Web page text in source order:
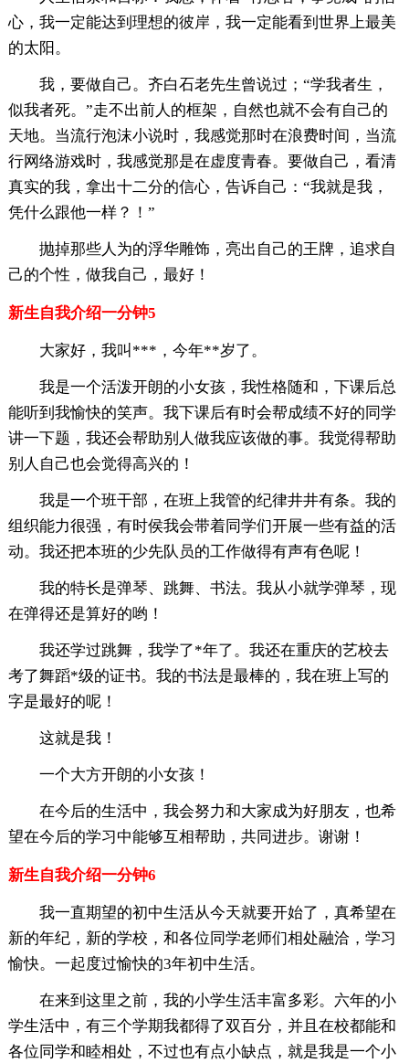
心，我一定能达到理想的彼岸，我一定能看到世界上最美
的太阳。
我，要做自己。齐白石老先生曾说过；“学我者生，
似我者死。”走不出前人的框架，自然也就不会有自己的
天地。当流行泡沫小说时，我感觉那时在浪费时间，当流
行网络游戏时，我感觉那是在虚度青春。要做自己，看清
真实的我，拿出十二分的信心，告诉自己：“我就是我，
凭什么跟他一样？！”
抛掉那些人为的浮华雕饰，亮出自己的王牌，追求自
己的个性，做我自己，最好！
新生自我介绍一分钟5
大家好，我叫***，今年**岁了。
我是一个活泼开朗的小女孩，我性格随和，下课后总
能听到我愉快的笑声。我下课后有时会帮成绩不好的同学
讲一下题，我还会帮助别人做我应该做的事。我觉得帮助
别人自己也会觉得高兴的！
我是一个班干部，在班上我管的纪律井井有条。我的
组织能力很强，有时侯我会带着同学们开展一些有益的活
动。我还把本班的少先队员的工作做得有声有色呢！
我的特长是弹琴、跳舞、书法。我从小就学弹琴，现
在弹得还是算好的哟！
我还学过跳舞，我学了*年了。我还在重庆的艺校去
考了舞蹈*级的证书。我的书法是最棒的，我在班上写的
字是最好的呢！
这就是我！
一个大方开朗的小女孩！
在今后的生活中，我会努力和大家成为好朋友，也希
望在今后的学习中能够互相帮助，共同进步。谢谢！
新生自我介绍一分钟6
我一直期望的初中生活从今天就要开始了，真希望在
新的年纪，新的学校，和各位同学老师们相处融洽，学习
愉快。一起度过愉快的3年初中生活。
在来到这里之前，我的小学生活丰富多彩。六年的小
学生活中，有三个学期我都得了双百分，并且在校都能和
各位同学和睦相处，不过也有点小缺点，就是我是一个小